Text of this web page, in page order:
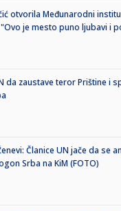
otvorila Međunarodni
"Ovo je mesto puno ljubavi i
da zaustave teror Prištine i
Članice UN jače da se
Srba na KiM (FOTO)